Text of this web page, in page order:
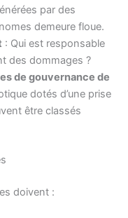
par des
demeure floue.
: Qui est responsable
des dommages ?
de gouvernance de
dotés d’une prise
être classés
doivent :